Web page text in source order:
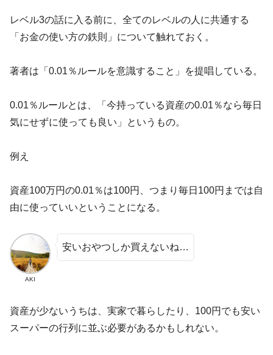
レベル3の話に入る前に、全てのレベルの人に共通する
「お金の使い方の鉄則」について触れておく。
著者は「0.01％ルールを意識すること」を提唱している。
0.01％ルールとは、「今持っている資産の0.01％なら毎日
気にせずに使っても良い」というもの。
例え
資産100万円の0.01％は100円、つまり毎日100円までは自
由に使っていいということになる。
AKI
安いおやつしか買えないね…
資産が少ないうちは、実家で暮らしたり、100円でも安い
スーパーの行列に並ぶ必要があるかもしれない。